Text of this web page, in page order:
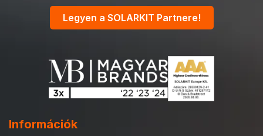
Legyen a SOLARKIT Partnere!
Információk